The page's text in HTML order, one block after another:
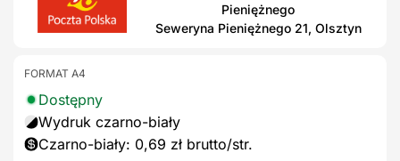
Pieniężnego
Seweryna Pieniężnego 21, Olsztyn
FORMAT A4
Dostępny
Wydruk czarno-biały
Czarno-biały: 0,69 zł brutto/str.